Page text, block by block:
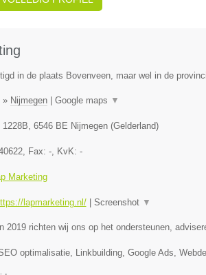
in de plaats Bovenveen, maar wel in de
» Nijmegen| Google maps ▼
1228B, 6546 BE Nijmegen(Gelderland)
, Fax: -, KvK: -
Marketing
lapmarketing.nl/| Screenshot ▼
2019 richten wij ons op het ondersteunen,
optimalisatie, Linkbuilding, Google Ads,